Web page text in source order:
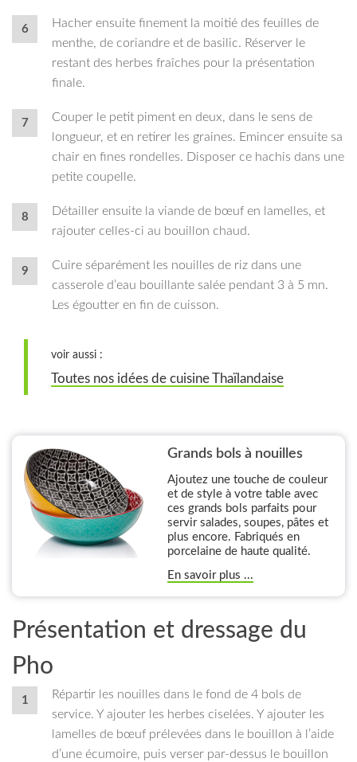
Hacher ensuite finement la moitié des feuilles de
menthe, de coriandre et de basilic. Réserver le
restant des herbes fraîches pour la présentation
finale.
Couper le petit piment en deux, dans le sens de
longueur, et en retirer les graines. Emincer ensuite sa
chair en fines rondelles. Disposer ce hachis dans une
petite coupelle.
Détailler ensuite la viande de bœuf en lamelles, et
rajouter celles-ci au bouillon chaud.
Cuire séparément les nouilles de riz dans une
casserole d’eau bouillante salée pendant 3 à 5 mn.
Les égoutter en fin de cuisson.
voir aussi :
Toutes nos idées de cuisine Thaïlandaise
Grands bols à nouilles
Ajoutez une touche de couleur
et de style à votre table avec
ces grands bols parfaits pour
servir salades, soupes, pâtes et
plus encore. Fabriqués en
porcelaine de haute qualité.
En savoir plus ...
Présentation et dressage du
Pho
Répartir les nouilles dans le fond de 4 bols de
service. Y ajouter les herbes ciselées. Y ajouter les
lamelles de bœuf prélevées dans le bouillon à l’aide
d’une écumoire, puis verser par-dessus le bouillon